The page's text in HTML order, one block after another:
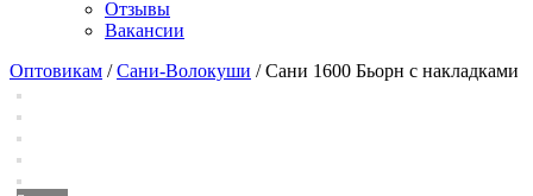
Отзывы
Вакансии
Оптовикам /Сани-Волокуши / Сани 1600 Бьорн с накладками